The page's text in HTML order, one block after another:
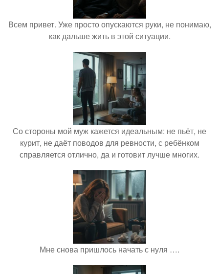
Всем привет. Уже просто опускаются руки, не понимаю,
как дальше жить в этой ситуации.
Со стороны мой муж кажется идеальным: не пьёт, не
курит, не даёт поводов для ревности, с ребёнком
справляется отлично, да и готовит лучше многих.
Мне снова пришлось начать с нуля ….